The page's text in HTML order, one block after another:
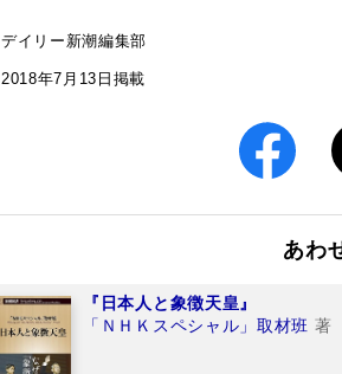
デイリー新潮編集部
2018年7月13日掲載
あわ
『日本人と象徴天皇』
「ＮＨＫスペシャル」取材班 著